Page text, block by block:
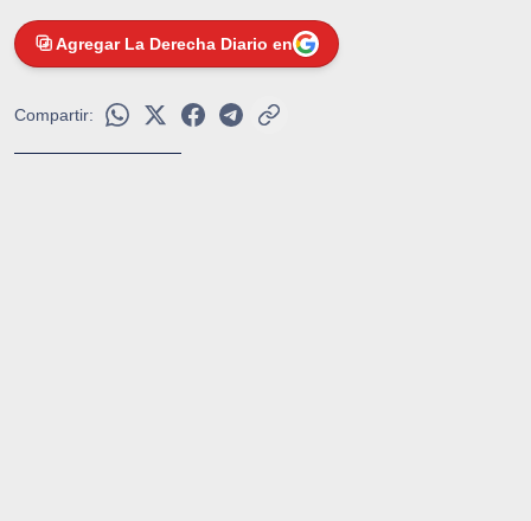
Agregar La Derecha Diario en
Compartir: